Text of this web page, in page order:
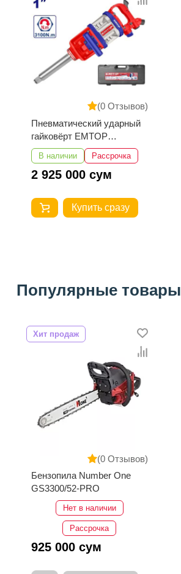
(0 Отзывов)
Аккумуляторный ударный
гайковёрт EMTOP
ECIWL20135
В наличии Рассрочка
2 700 000 сум
Купить сразу
Популярные товары
(0 Отзывов)
Хит продаж
Автомобильное зарядное
устройство INGCO ING-
CB1601
Нет в наличии
Рассрочка
550 000 сум